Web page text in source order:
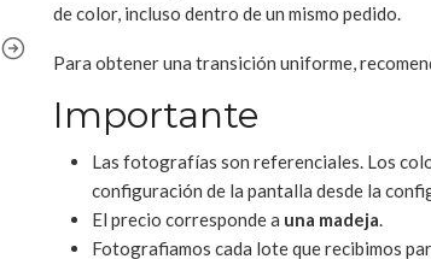
de color, incluso dentro de un mismo pedido.
Para obtener una transición uniforme,
Importante
Las fotografías son referenciales. Los
configuración de la pantalla desde la
El precio corresponde a una madeja.
Fotografiamos cada lote que recibimos